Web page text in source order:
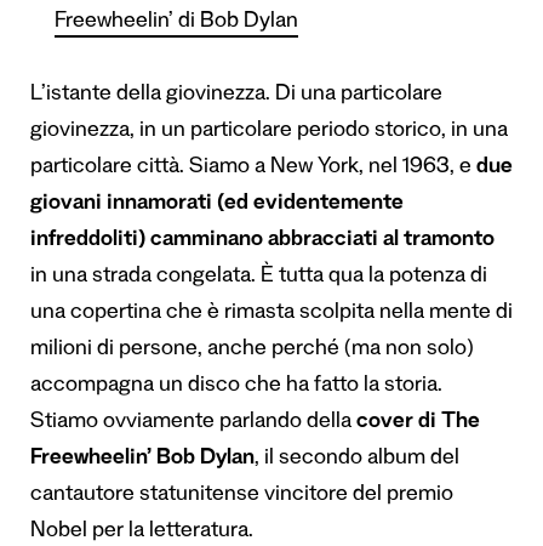
Freewheelin’ di Bob Dylan
L’istante della giovinezza. Di una particolare
giovinezza, in un particolare periodo storico, in una
particolare città. Siamo a New York, nel 1963, e due
giovani innamorati (ed evidentemente
infreddoliti) camminano abbracciati al tramonto
in una strada congelata. È tutta qua la potenza di
una copertina che è rimasta scolpita nella mente di
milioni di persone, anche perché (ma non solo)
accompagna un disco che ha fatto la storia.
Stiamo ovviamente parlando della cover di The
Freewheelin’ Bob Dylan, il secondo album del
cantautore statunitense vincitore del premio
Nobel per la letteratura.